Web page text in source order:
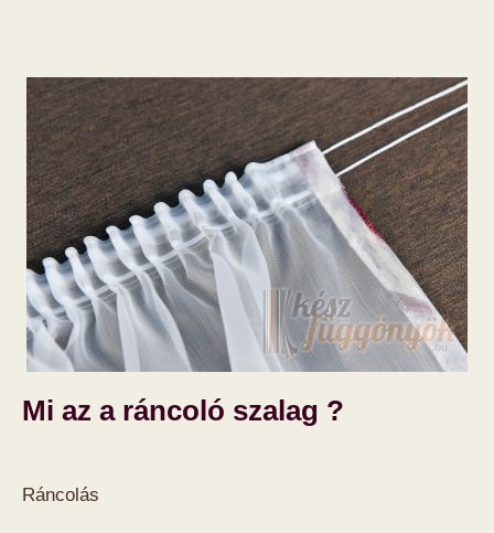
Mi az a ráncoló szalag ?
Ráncolás